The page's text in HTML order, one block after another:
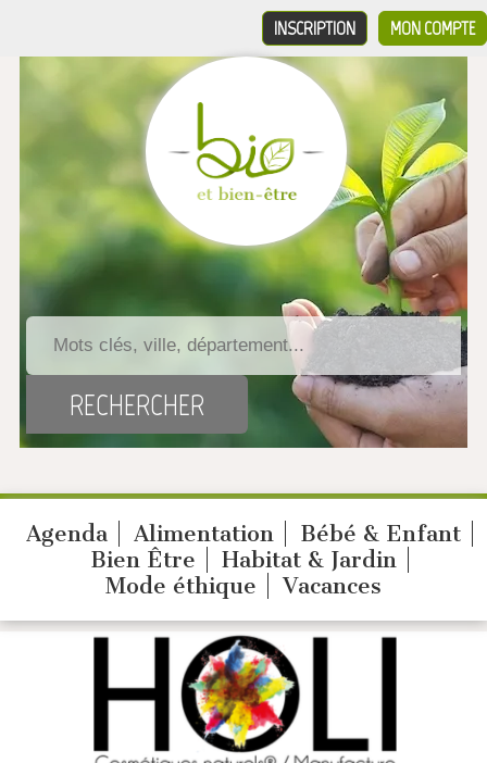
MON COMPTE
INSCRIPTION
Agenda Alimentation
Bébé & Enfant
Bien Être
Habitat & Jardin
Mode éthique
Vacances